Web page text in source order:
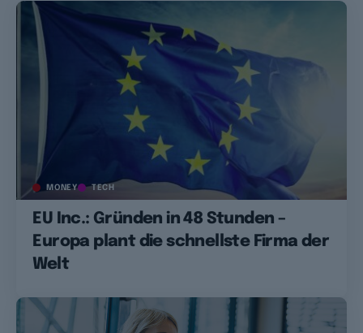
MONEY TECH
EU Inc.: Gründen in 48 Stunden –
Europa plant die schnellste Firma der
Welt